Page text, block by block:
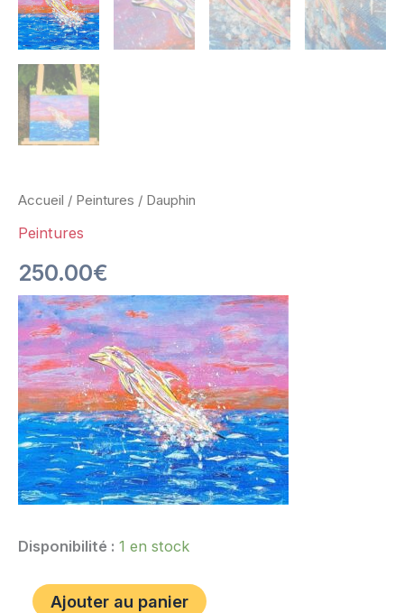
Accueil / Peintures / Dauphin
Peintures
250.00€
Disponibilité : 1 en stock
Ajouter au panier